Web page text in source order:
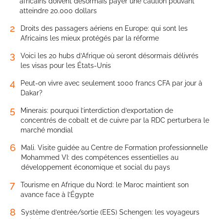
atteindre 20.000 dollars
2
Droits des passagers aériens en Europe: qui sont les
Africains les mieux protégés par la réforme
3
Voici les 20 hubs d’Afrique où seront désormais délivrés
les visas pour les États-Unis
4
Peut-on vivre avec seulement 1000 francs CFA par jour à
Dakar?
5
Minerais: pourquoi l’interdiction d’exportation de
concentrés de cobalt et de cuivre par la RDC perturbera le
marché mondial
6
Mali. Visite guidée au Centre de Formation professionnelle
Mohammed VI: des compétences essentielles au
développement économique et social du pays
7
Tourisme en Afrique du Nord: le Maroc maintient son
avance face à l’Égypte
8
Système d’entrée/sortie (EES) Schengen: les voyageurs